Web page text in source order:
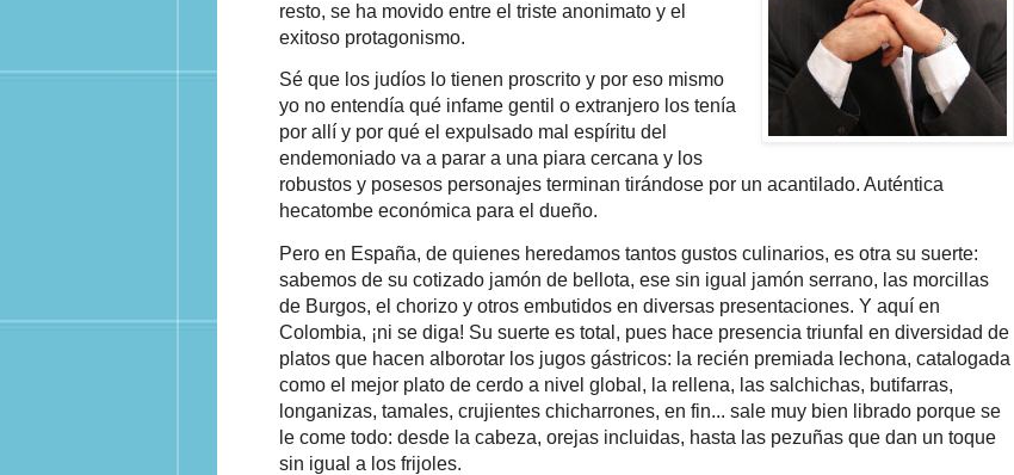
resto, se ha movido entre el triste anonimato y el
exitoso protagonismo.
Sé que los judíos lo tienen proscrito y por eso mismo
yo no entendía qué infame gentil o extranjero los tenía
por allí y por qué el expulsado mal espíritu del
endemoniado va a parar a una piara cercana y los
robustos y posesos personajes terminan tirándose por un acantilado. Auténtica
hecatombe económica para el dueño.
Pero en España, de quienes heredamos tantos gustos culinarios, es otra su suerte:
sabemos de su cotizado jamón de bellota, ese sin igual jamón serrano, las morcillas
de Burgos, el chorizo y otros embutidos en diversas presentaciones. Y aquí en
Colombia, ¡ni se diga! Su suerte es total, pues hace presencia triunfal en diversidad de
platos que hacen alborotar los jugos gástricos: la recién premiada lechona, catalogada
como el mejor plato de cerdo a nivel global, la rellena, las salchichas, butifarras,
longanizas, tamales, crujientes chicharrones, en fin... sale muy bien librado porque se
le come todo: desde la cabeza, orejas incluidas, hasta las pezuñas que dan un toque
sin igual a los frijoles.